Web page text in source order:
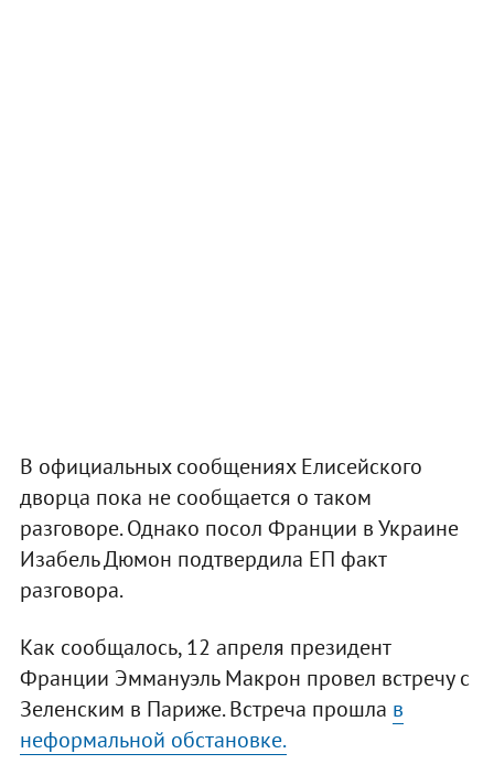
В официальных сообщениях Елисейского
дворца пока не сообщается о таком
разговоре. Однако посол Франции в Украине
Изабель Дюмон подтвердила ЕП факт
разговора.
Как сообщалось, 12 апреля президент
Франции Эммануэль Макрон провел встречу с
Зеленским в Париже. Встреча прошла в
неформальной обстановке.